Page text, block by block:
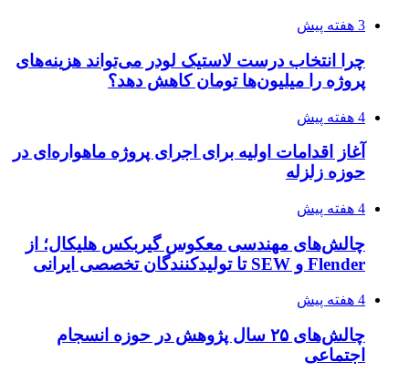
3 هفته پیش
چرا انتخاب درست لاستیک لودر می‌تواند هزینه‌های
پروژه را میلیون‌ها تومان کاهش دهد؟
4 هفته پیش
آغاز اقدامات اولیه برای اجرای پروژه ماهواره‌ای در
حوزه زلزله
4 هفته پیش
چالش‌های مهندسی معکوس گیربکس هلیکال؛ از
Flender و SEW تا تولیدکنندگان تخصصی ایرانی
4 هفته پیش
چالش‌های ۲۵ سال پژوهش در حوزه انسجام
اجتماعی